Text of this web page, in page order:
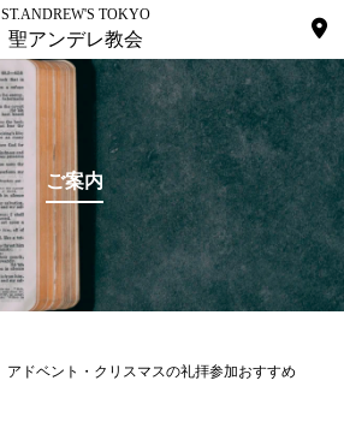
ST.ANDREW'S TOKYO
聖アンデレ教会
ご案内
アドベント・クリスマスの礼拝参加おすすめ